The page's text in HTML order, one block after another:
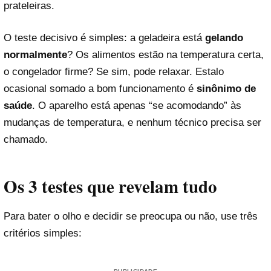
prateleiras.
O teste decisivo é simples: a geladeira está gelando
normalmente? Os alimentos estão na temperatura certa,
o congelador firme? Se sim, pode relaxar. Estalo
ocasional somado a bom funcionamento é sinônimo de
saúde. O aparelho está apenas “se acomodando” às
mudanças de temperatura, e nenhum técnico precisa ser
chamado.
Os 3 testes que revelam tudo
Para bater o olho e decidir se preocupa ou não, use três
critérios simples: